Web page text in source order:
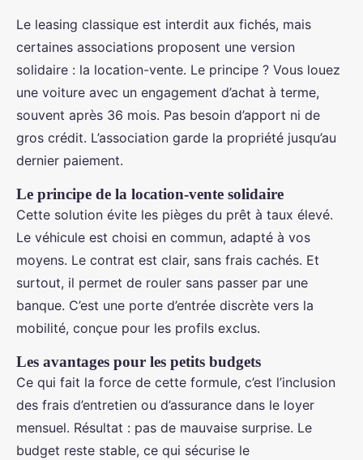
Le leasing classique est interdit aux fichés, mais
certaines associations proposent une version
solidaire : la location-vente. Le principe ? Vous louez
une voiture avec un engagement d’achat à terme,
souvent après 36 mois. Pas besoin d’apport ni de
gros crédit. L’association garde la propriété jusqu’au
dernier paiement.
Le principe de la location-vente solidaire
Cette solution évite les pièges du prêt à taux élevé.
Le véhicule est choisi en commun, adapté à vos
moyens. Le contrat est clair, sans frais cachés. Et
surtout, il permet de rouler sans passer par une
banque. C’est une porte d’entrée discrète vers la
mobilité, conçue pour les profils exclus.
Les avantages pour les petits budgets
Ce qui fait la force de cette formule, c’est l’inclusion
des frais d’entretien ou d’assurance dans le loyer
mensuel. Résultat : pas de mauvaise surprise. Le
budget reste stable, ce qui sécurise le